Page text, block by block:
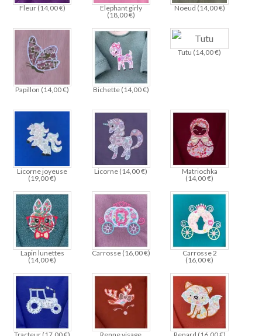
Fleur (14,00€)
Elephant girly
(18,00€)
Noeud (14,00€)
Papillon (14,00€) Bichette (14,00€)
Tutu (14,00€)
Licorne joyeuse
(19,00€)
Licorne (14,00€)
Matriochka
(14,00€)
Lapin lunettes
(14,00€)
Carrosse (16,00€)
Carrosse 2
(16,00€)